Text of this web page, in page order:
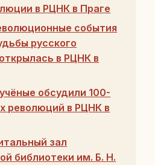
в РЦНК в Праге
события
русского
в РЦНК в
обсудили 100-
революций в РЦНК в
зал
библиотеки им. Б. Н.